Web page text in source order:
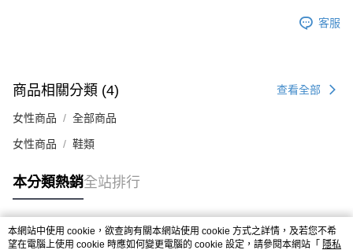
客服
商品相關分類 (4) 查看全部
女性商品 全部商品
女性商品 鞋類
本分類熱銷全站排行
熱門標籤
本網站中使用 cookie，欲查詢有關本網站使用 cookie 方式之詳情，及若您不希
望在電腦上使用 cookie 時應如何變更電腦的 cookie 設定，請參閱本網站「 隱私